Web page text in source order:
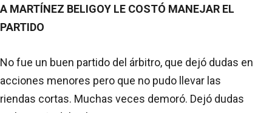
A MARTÍNEZ BELIGOY LE COSTÓ MANEJAR EL
PARTIDO
No fue un buen partido del árbitro, que dejó dudas en
acciones menores pero que no pudo llevar las
riendas cortas. Muchas veces demoró. Dejó dudas